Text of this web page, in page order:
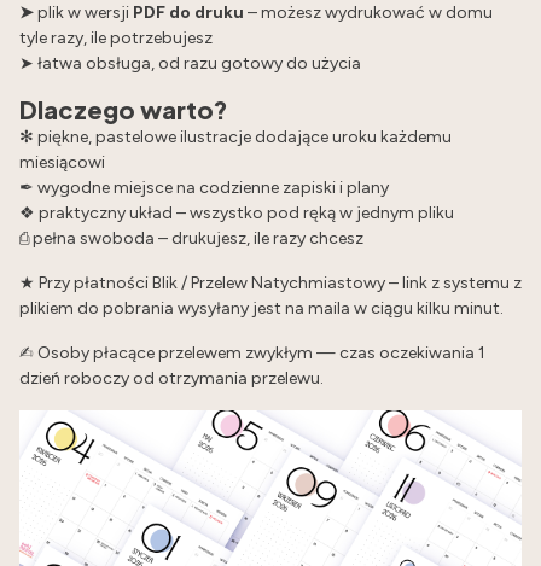
➤plik w wersji PDF do druku – możesz wydrukować w domu
tyle razy, ile potrzebujesz
➤ łatwa obsługa, od razu gotowy do użycia
Dlaczego warto?
✻ piękne, pastelowe ilustracje dodające uroku każdemu
miesiącowi
✒︎ wygodne miejsce na codzienne zapiski i plany
❖ praktyczny układ – wszystko pod ręką w jednym pliku
⎙ pełna swoboda – drukujesz, ile razy chcesz
★ Przy płatności Blik / Przelew Natychmiastowy – link z systemu z
plikiem do pobrania wysyłany jest na maila w ciągu kilku minut.
✍︎ Osoby płacące przelewem zwykłym — czas oczekiwania 1
dzień roboczy od otrzymania przelewu.